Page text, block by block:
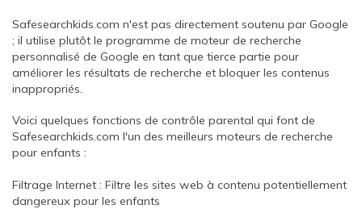
Safesearchkids.com n'est pas directement soutenu par Google
; il utilise plutôt le programme de moteur de recherche
personnalisé de Google en tant que tierce partie pour
améliorer les résultats de recherche et bloquer les contenus
inappropriés.
Voici quelques fonctions de contrôle parental qui font de
Safesearchkids.com l'un des meilleurs moteurs de recherche
pour enfants :
Filtrage Internet : Filtre les sites web à contenu potentiellement
dangereux pour les enfants